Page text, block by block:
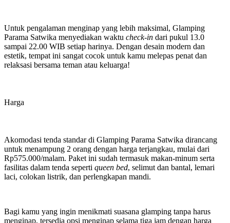
Untuk pengalaman menginap yang lebih maksimal, Glamping
Parama Satwika menyediakan waktu check-in dari pukul 13.0
sampai 22.00 WIB setiap harinya. Dengan desain modern dan
estetik, tempat ini sangat cocok untuk kamu melepas penat dan
relaksasi bersama teman atau keluarga!
Harga
Akomodasi tenda standar di Glamping Parama Satwika dirancang
untuk menampung 2 orang dengan harga terjangkau, mulai dari
Rp575.000/malam. Paket ini sudah termasuk makan-minum serta
fasilitas dalam tenda seperti queen bed, selimut dan bantal, lemari
laci, colokan listrik, dan perlengkapan mandi.
Bagi kamu yang ingin menikmati suasana glamping tanpa harus
menginap, tersedia opsi menginap selama tiga jam dengan harga